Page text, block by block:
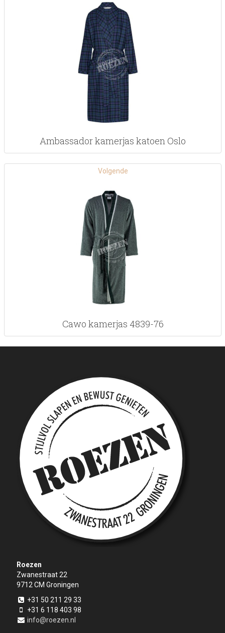
Ambassador kamerjas katoen Oslo
Volgende
Cawo kamerjas 4839-76
Roezen
Zwanestraat 22
9712 CM Groningen
+31 50 211 29 33
+31 6 118 403 98
info@roezen.nl